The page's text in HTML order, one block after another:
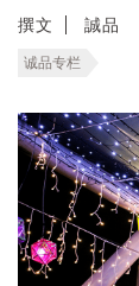
撰文 誠品
诚品专栏